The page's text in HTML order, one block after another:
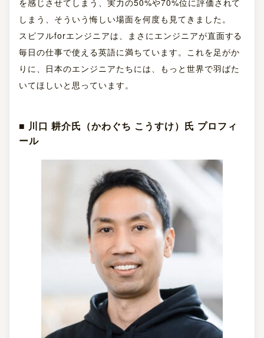
を感じさせてしまう、実力の50%や70%位に評価されて
しまう、そういう悔しい場面を何度も見てきました。
スピフルforエンジニアは、まさにエンジニアが直面する
毎日の仕事で使える英語に満ちています。これを足がか
りに、日本のエンジニアたちには、もっと世界で羽ばた
いてほしいと思っています。
■ 川口 耕介氏（かわぐち こうすけ）氏 プロフィ
ール